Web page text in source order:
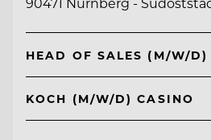
HEAD OF SALES (M/W/D)
KOCH (M/W/D) CASINO